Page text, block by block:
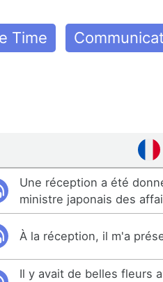
Time
Une réception a été
ministre japonais des
À la réception, il m'a
Il y avait de belles fleurs